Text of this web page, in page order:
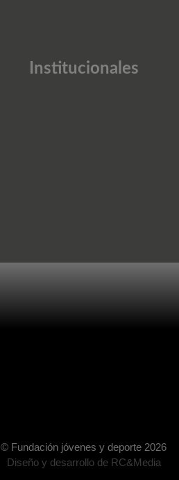
Institucionales
© Fundación jóvenes y deporte 2026
Diseño y desarrollo de RC&Media